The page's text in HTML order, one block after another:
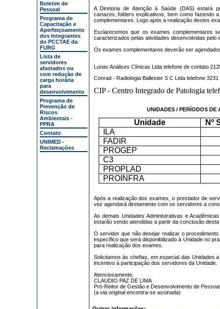
Boletim de
Pessoal
Programa de
Capacitação e
Aperfeiçoamento
dos Integrantes
do PCCTAE da
FURG
Lista de
servidores
afastados ou
com redução de
carga horária
para
desenvolvimento
Programa de
Prevenção de
Riscos
Ambientais -
PPRA
Contato
UNIMED -
Reclamações
A Diretoria de Atenção à Saúde (DAS) estará
cartazes, folders explicativos, bem como fazendo
complementares. Logo após a realização destes
Esclarecemos que os exames complementares
caracterizados pelas atividades desenvolvidas pelo
Os exames complementares deverão ser
Lunav Análises Clínicas Ltda telefone de contato
Conrad - Radiologia Ballester S C Ltda telefone
CIP - Centro Integrado de Patologia
UNIDADES / PERÍODOS DE
Unidade
Nº
ILA
FADIR
PROGEP
C3
PROPLAD
PROINFRA
Após a realização dos exames, o prestador de
vez agendará diretamente com os servidores a
As demais Unidades Administrativas e
estarão sendo atendidas a partir da conclusão desta
O servidor que não desejar realizar o
específico que será disponibilizado à Unidade no
para realização dos exames.
Solicitamos às chefias, em especial das Unidades
incentivo à participação dos servidores da Unidade.
Atenciosamente,
CLAUDIO PAZ DE LIMA
Pró-Reitor de Gestão e Desenvolvimento de
(a via original encontra-se assinada)